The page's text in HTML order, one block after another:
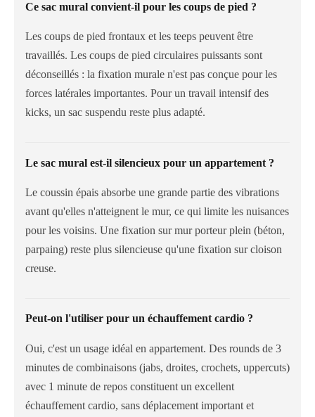
Ce sac mural convient-il pour les coups de pied ?
Les coups de pied frontaux et les teeps peuvent être
travaillés. Les coups de pied circulaires puissants sont
déconseillés : la fixation murale n'est pas conçue pour les
forces latérales importantes. Pour un travail intensif des
kicks, un sac suspendu reste plus adapté.
Le sac mural est-il silencieux pour un appartement ?
Le coussin épais absorbe une grande partie des vibrations
avant qu'elles n'atteignent le mur, ce qui limite les nuisances
pour les voisins. Une fixation sur mur porteur plein (béton,
parpaing) reste plus silencieuse qu'une fixation sur cloison
creuse.
Peut-on l'utiliser pour un échauffement cardio ?
Oui, c'est un usage idéal en appartement. Des rounds de 3
minutes de combinaisons (jabs, droites, crochets, uppercuts)
avec 1 minute de repos constituent un excellent
échauffement cardio, sans déplacement important et